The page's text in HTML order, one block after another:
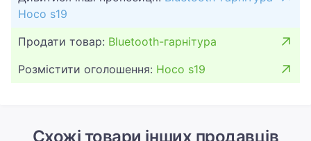
Hoco s19
Продати товар: Bluetooth-гарнітура
Розмістити оголошення: Hoco s19
Схожі товари інших продавців